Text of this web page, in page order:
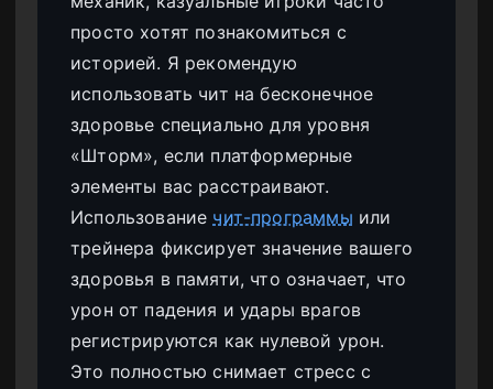
просто хотят познакомиться с
историей. Я рекомендую
использовать чит на бесконечное
здоровье специально для уровня
«Шторм», если платформерные
элементы вас расстраивают.
Использование чит-программы или
трейнера фиксирует значение вашего
здоровья в памяти, что означает, что
урон от падения и удары врагов
регистрируются как нулевой урон.
Это полностью снимает стресс с